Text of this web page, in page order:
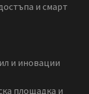
и смарт
и иновации
площадка и